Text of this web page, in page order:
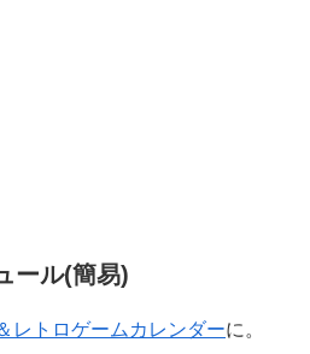
ール(簡易)
レトロゲームカレンダーに。